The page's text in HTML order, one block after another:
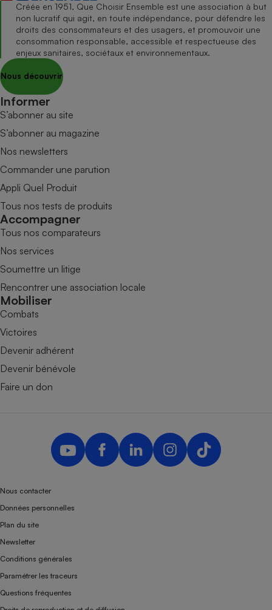
Créée en 1951, Que Choisir Ensemble est une association à but
non lucratif qui agit, en toute indépendance, pour défendre les
droits des consommateurs et des usagers, et promouvoir une
consommation responsable, accessible et respectueuse des
enjeux sanitaires, sociétaux et environnementaux.
Nous découvrir
Informer
S’abonner au site
S’abonner au magazine
Nos newsletters
Commander une parution
Appli Quel Produit
Tous nos tests de produits
Accompagner
Tous nos comparateurs
Nos services
Soumettre un litige
Rencontrer une association locale
Mobiliser
Combats
Victoires
Devenir adhérent
Devenir bénévole
Faire un don
Nous contacter
Données personnelles
Plan du site
Newsletter
Conditions générales
Paramétrer les traceurs
Questions fréquentes